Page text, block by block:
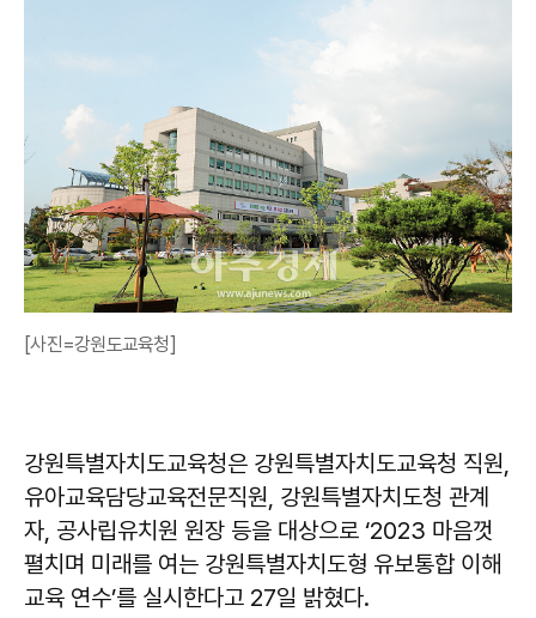
[사진=강원도교육청]
강원특별자치도교육청은 강원특별자치도교육청 직원,
유아교육담당교육전문직원, 강원특별자치도청 관계
자, 공사립유치원 원장 등을 대상으로 ‘2023 마음껏
펼치며 미래를 여는 강원특별자치도형 유보통합 이해
교육 연수’를 실시한다고 27일 밝혔다.